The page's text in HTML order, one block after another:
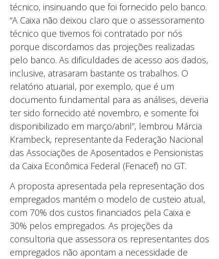
técnico, insinuando que foi fornecido pelo banco.
“A Caixa não deixou claro que o assessoramento
técnico que tivemos foi contratado por nós
porque discordamos das projeções realizadas
pelo banco. As dificuldades de acesso aos dados,
inclusive, atrasaram bastante os trabalhos. O
relatório atuarial, por exemplo, que é um
documento fundamental para as análises, deveria
ter sido fornecido até novembro, e somente foi
disponibilizado em março/abril”, lembrou Márcia
Krambeck, representante da Federação Nacional
das Associações de Aposentados e Pensionistas
da Caixa Econômica Federal (Fenacef) no GT.
A proposta apresentada pela representação dos
empregados mantém o modelo de custeio atual,
com 70% dos custos financiados pela Caixa e
30% pelos empregados. As projeções da
consultoria que assessora os representantes dos
empregados não apontam a necessidade de